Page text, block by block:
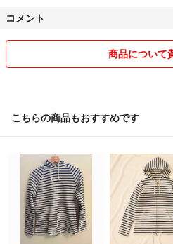
ください。
時間をいただいております。
※商品は店頭にて併売しているため、
▼お取引について
当店はラクマの規約に則り営業させて
またお問い合わせの有無に関わらず
ります。
＝＝＝＝＝＝＝＝＝＝＝＝＝
こちらのアカウントはラクマ公式パ
営されています。
▼特商法
コメント
商品について
こちらの商品もおすすめです